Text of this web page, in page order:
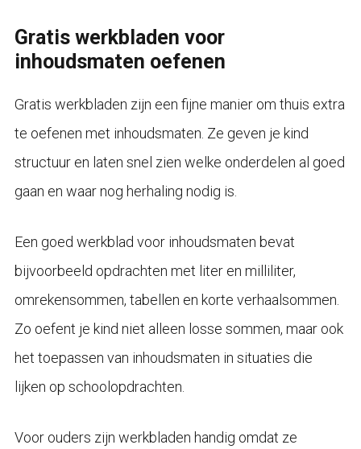
Gratis werkbladen voor
inhoudsmaten oefenen
Gratis werkbladen zijn een fijne manier om thuis extra
te oefenen met inhoudsmaten. Ze geven je kind
structuur en laten snel zien welke onderdelen al goed
gaan en waar nog herhaling nodig is.
Een goed werkblad voor inhoudsmaten bevat
bijvoorbeeld opdrachten met liter en milliliter,
omrekensommen, tabellen en korte verhaalsommen.
Zo oefent je kind niet alleen losse sommen, maar ook
het toepassen van inhoudsmaten in situaties die
lijken op schoolopdrachten.
Voor ouders zijn werkbladen handig omdat ze